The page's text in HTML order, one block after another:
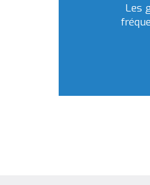
Les